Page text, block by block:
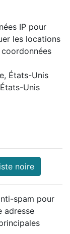
IP pour
les locations
États-Unis
Unis
noire
spam pour
adresse